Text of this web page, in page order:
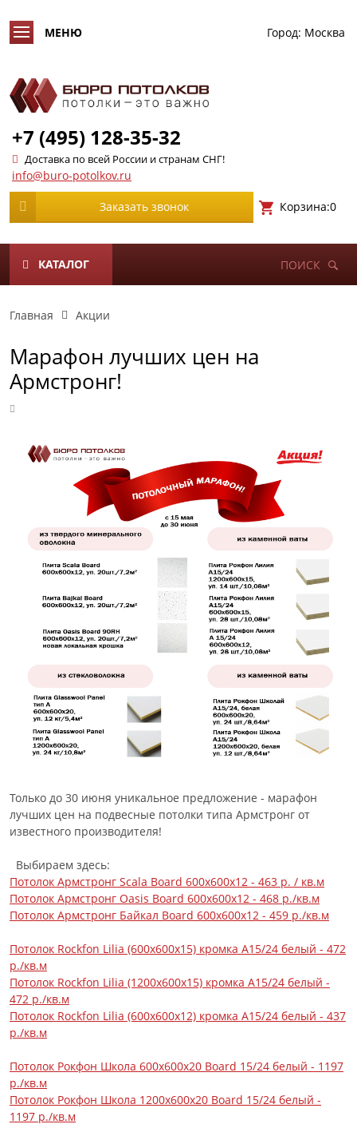
Город: Москва
+7 (495) 128-35-32
Доставка по всей России и странам СНГ!
info@buro-potolkov.ru
Заказать звонок Корзина:0
КАТАЛОГ ПОИСК
Главная Акции
Марафон лучших цен на
Армстронг!
Только до 30 июня уникальное предложение - марафон
лучших цен на подвесные потолки типа Армстронг от
известного производителя!
Выбираем здесь:
Потолок Армстронг Scala Board 600x600x12 - 463 р. / кв.м
Потолок Армстронг Oasis Board 600x600x12 - 468 р./кв.м
Потолок Армстронг Байкал Board 600х600х12 - 459 р./кв.м
Потолок Rockfon Lilia (600х600х15) кромка A15/24 белый - 472
р./кв.м
Потолок Rockfon Lilia (1200х600х15) кромка A15/24 белый -
472 р./кв.м
Потолок Rockfon Lilia (600х600х12) кромка A15/24 белый - 437
р./кв.м
Потолок Рокфон Школа 600х600х20 Board 15/24 белый - 1197
р./кв.м
Потолок Рокфон Школа 1200х600х20 Board 15/24 белый -
1197 р./кв.м